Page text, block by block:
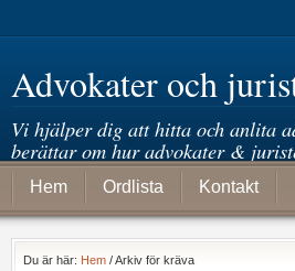
Advokater och
Vi hjälper dig att hitta och anlita
berättar om hur advokater &
Hem Ordlista Kontakt
Du är här: Hem / Arkiv för kräva